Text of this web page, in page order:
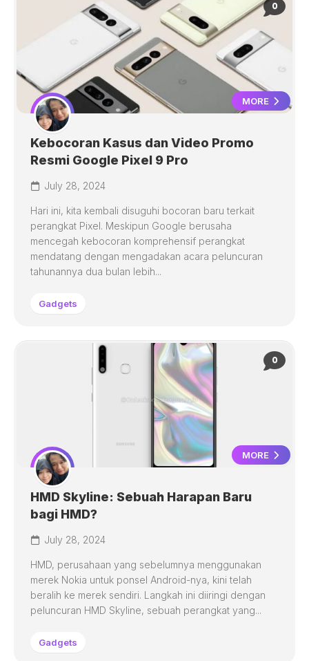
0
MORE
Kebocoran Kasus dan Video Promo
Resmi Google Pixel 9 Pro
July 28, 2024
Hari ini, kita kembali disuguhi bocoran baru terkait
perangkat Pixel. Meskipun Google berusaha
mencegah kebocoran komprehensif perangkat
mendatang dengan mengadakan acara peluncuran
tahunannya dua bulan lebih...
Gadgets
0
MORE
HMD Skyline: Sebuah Harapan Baru
bagi HMD?
July 28, 2024
HMD, perusahaan yang sebelumnya menggunakan
merek Nokia untuk ponsel Android-nya, kini telah
beralih ke merek sendiri. Langkah ini diiringi dengan
peluncuran HMD Skyline, sebuah perangkat yang...
Gadgets